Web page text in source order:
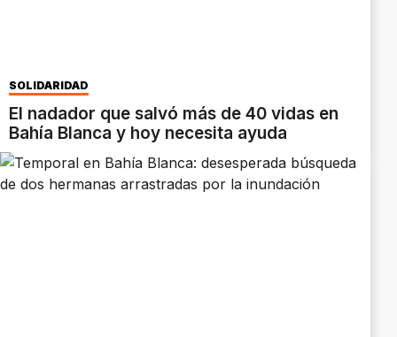
SOLIDARIDAD
El nadador que salvó más de 40 vidas en
Bahía Blanca y hoy necesita ayuda